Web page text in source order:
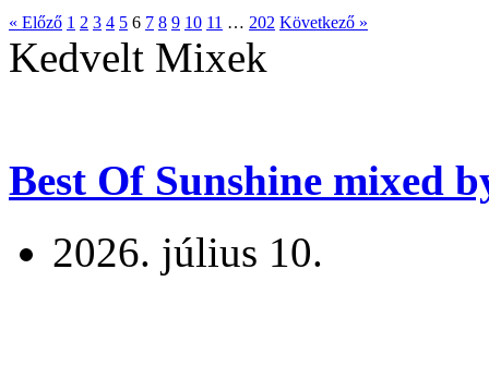
« Előző 1 2 3 4 5 6 7 8 9 10 11 … 202 Következő »
Kedvelt Mixek
Best Of Sunshine mixed
2026. július 10.